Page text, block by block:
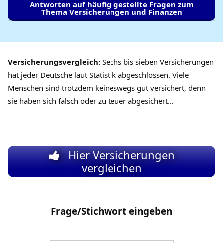
Antworten auf häufig gestellte Fragen zum
Thema Versicherungen und Finanzen
Versicherungsvergleich: Sechs bis sieben Versicherungen
hat jeder Deutsche laut Statistik abgeschlossen. Viele
Menschen sind trotzdem keineswegs gut versichert, denn
sie haben sich falsch oder zu teuer abgesichert…
Hier Versicherungen
vergleichen
Frage/Stichwort eingeben